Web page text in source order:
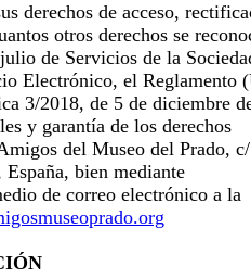
derechos de acceso,
otros derechos se
de Servicios de la
Electrónico, el Reglamento
3/2018, de 5 de diciembre
y garantía de los derechos
del Museo del Prado,
bien mediante
de correo electrónico a la